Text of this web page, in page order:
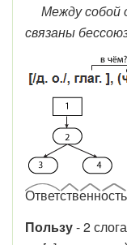
Между собой
связаны
Ответственность
Пользу- 2